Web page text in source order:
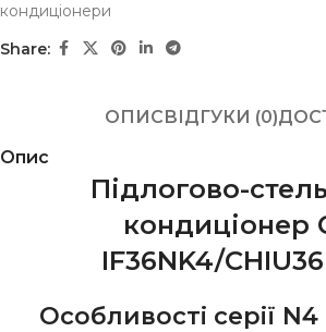
кондиціонери
Share:
ОПИС ВІДГУКИ (0)
Опис
Підлогово-
кондиціонер
IF36NK4/
Особливості серії